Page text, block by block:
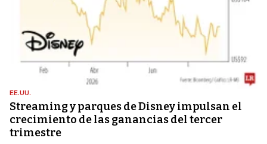
EE.UU.
Streaming y parques de Disney impulsan el
crecimiento de las ganancias del tercer
trimestre